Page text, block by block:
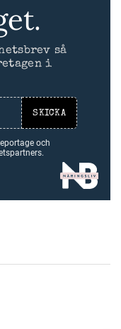
så
i
SKICKA
och